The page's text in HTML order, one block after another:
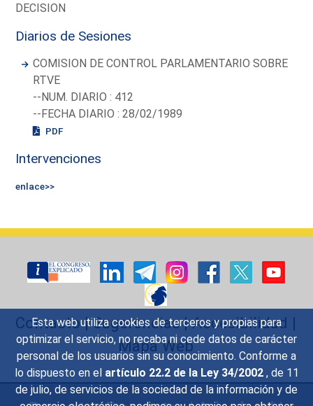
Esta web utiliza cookies de terceros y propias para
optimizar el servicio, no recaba ni cede datos de carácter
personal de los usuarios sin su conocimiento. Conforme a
lo dispuesto en el artículo 22.2 de la Ley 34/2002 , de 11
de julio, de servicios de la sociedad de la información y de
DECISION
Diarios de Sesiones
COMISION DE CONTROL PARLAMENTARIO SOBRE
RTVE
--NUM. DIARIO : 412
--FECHA DIARIO : 28/02/1989
PDF
Intervenciones
enlace>>
Contacto|Sugerencias|Accesibilidad |
Mapa Web